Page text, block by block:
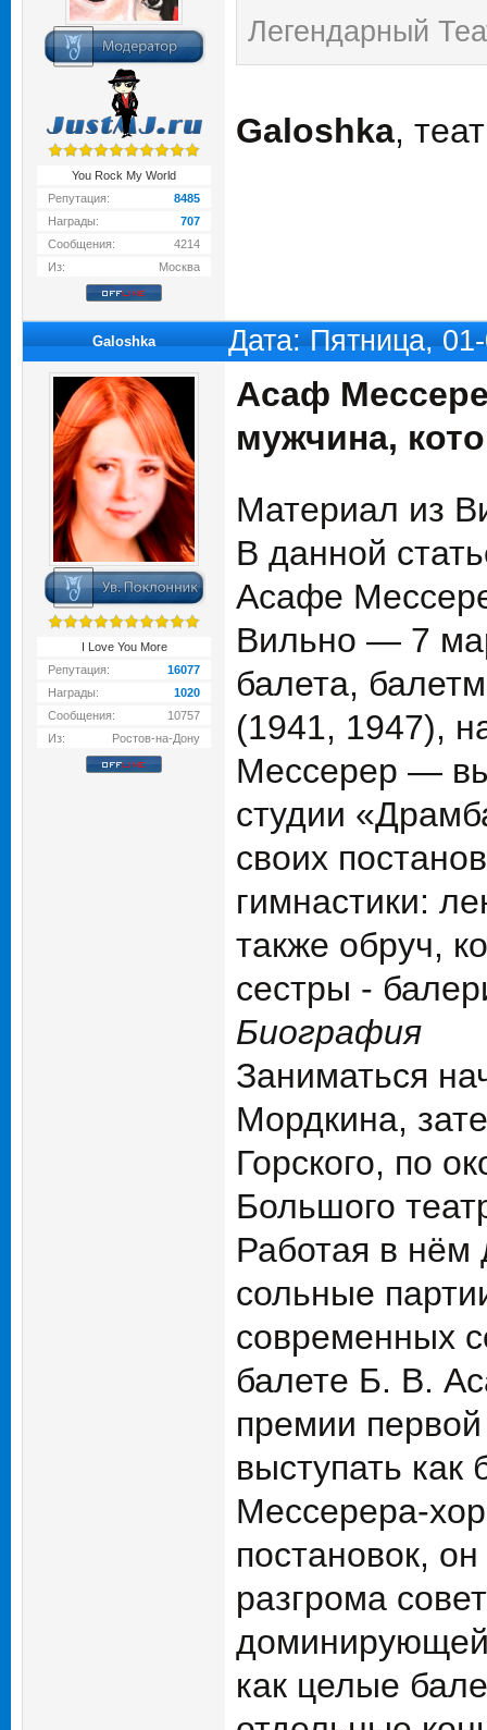
You Rock My World
Репутация:
8485
Награды:
707
Сообщения:
4214
Из:
Москва
Легендарный
Galoshka,
Galoshka Дата: Пятница,
I Love You More
Репутация:
16077
Награды:
1020
Сообщения:
10757
Из:
Ростов-на-Дону
Асаф
мужчина,
Материал из
В данной
Асафе
Вильно — 7
балета,
(1941, 1947),
Мессерер —
студии
своих
гимнастики:
также обруч,
сестры -
Биография
Заниматься
Мордкина,
Горского, по
Большого
Работая в нём
сольные
современных
балете Б. В.
премии
выступать
Мессерера-
постановок,
разгрома
как целые